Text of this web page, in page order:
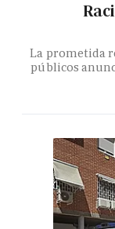
La prometida
públicos